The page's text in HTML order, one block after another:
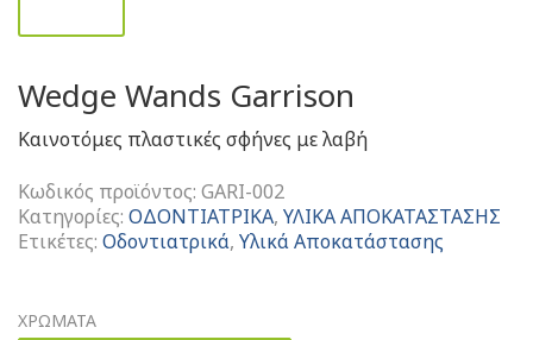
Wedge Wands Garrison
Καινοτόμες πλαστικές σφήνες με λαβή
Κωδικός προϊόντος: GARI-002
Κατηγορίες: ΟΔΟΝΤΙΑΤΡΙΚΑ, ΥΛΙΚΑ ΑΠΟΚΑΤΑΣΤΑΣΗΣ
Ετικέτες: Οδοντιατρικά, Υλικά Αποκατάστασης
ΧΡΩΜΑΤΑ